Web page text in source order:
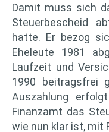
Damit muss sich
Steuerbescheid
hatte. Er bezog
Eheleute 1981
Laufzeit und
1990 beitragsfrei
Auszahlung
Finanzamt das
wie nun klar ist, mit